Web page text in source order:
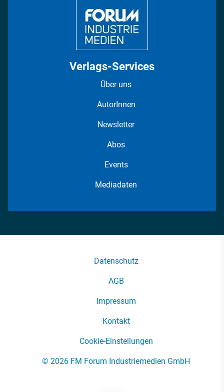
Verlags-Services
Über uns
AutorInnen
Newsletter
Abos
Events
Mediadaten
Datenschutz
AGB
Impressum
Kontakt
Cookie-Einstellungen
© 2026 FM Forum Industriemedien GmbH